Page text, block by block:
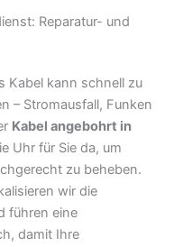
Reparatur- und
Kabel kann schnell zu
– Stromausfall, Funken
Kabel angebohrt in
Uhr für Sie da, um
zu beheben.
wir die
führen eine
damit Ihre